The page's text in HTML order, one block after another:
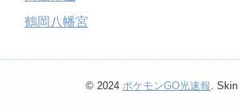
鶴岡八幡宮
© 2024 ポケモンGO光速報. Skin